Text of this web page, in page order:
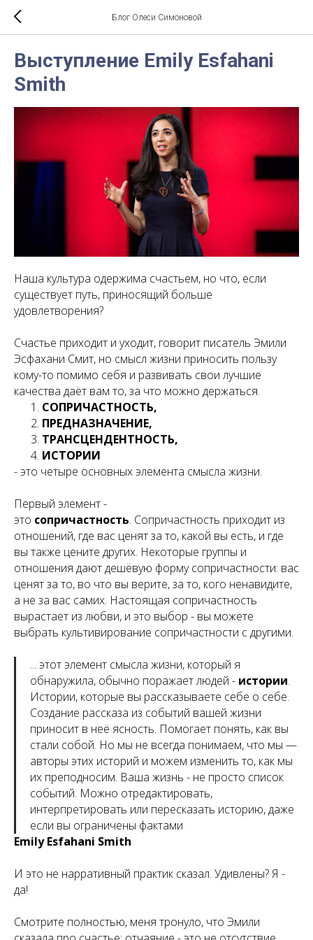
Блог Олеси Симоновой
Выступление Emily Esfahani
Smith
Наша культура одержима счастьем, но что, если
существует путь, приносящий больше
удовлетворения?
Счастье приходит и уходит, говорит писатель Эмили
Эсфахани Смит, но смысл жизни приносить пользу
кому-то помимо себя и развивать свои лучшие
качества даёт вам то, за что можно держаться.
СОПРИЧАСТНОСТЬ,
ПРЕДНАЗНАЧЕНИЕ,
ТРАНСЦЕНДЕНТНОСТЬ,
ИСТОРИИ
- это четыре основных элемента смысла жизни.
Первый элемент -
это сопричастность. Сопричастность приходит из
отношений, где вас ценят за то, какой вы есть, и где
вы также цените других. Некоторые группы и
отношения дают дешёвую форму сопричастности: вас
ценят за то, во что вы верите, за то, кого ненавидите,
а не за вас самих. Настоящая сопричастность
вырастает из любви, и это выбор - вы можете
выбрать культивирование сопричастности с другими.
... этот элемент смысла жизни, который я
обнаружила, обычно поражает людей - истории.
Истории, которые вы рассказываете себе о себе.
Создание рассказа из событий вашей жизни
приносит в неё ясность. Помогает понять, как вы
стали собой. Но мы не всегда понимаем, что мы —
авторы этих историй и можем изменить то, как мы
их преподносим. Ваша жизнь - не просто список
событий. Можно отредактировать,
интерпретировать или пересказать историю, даже
если вы ограничены фактами
Emily Esfahani Smith
И это не нарративный практик сказал. Удивлены? Я -
да!
Смотрите полностью, меня тронуло, что Эмили